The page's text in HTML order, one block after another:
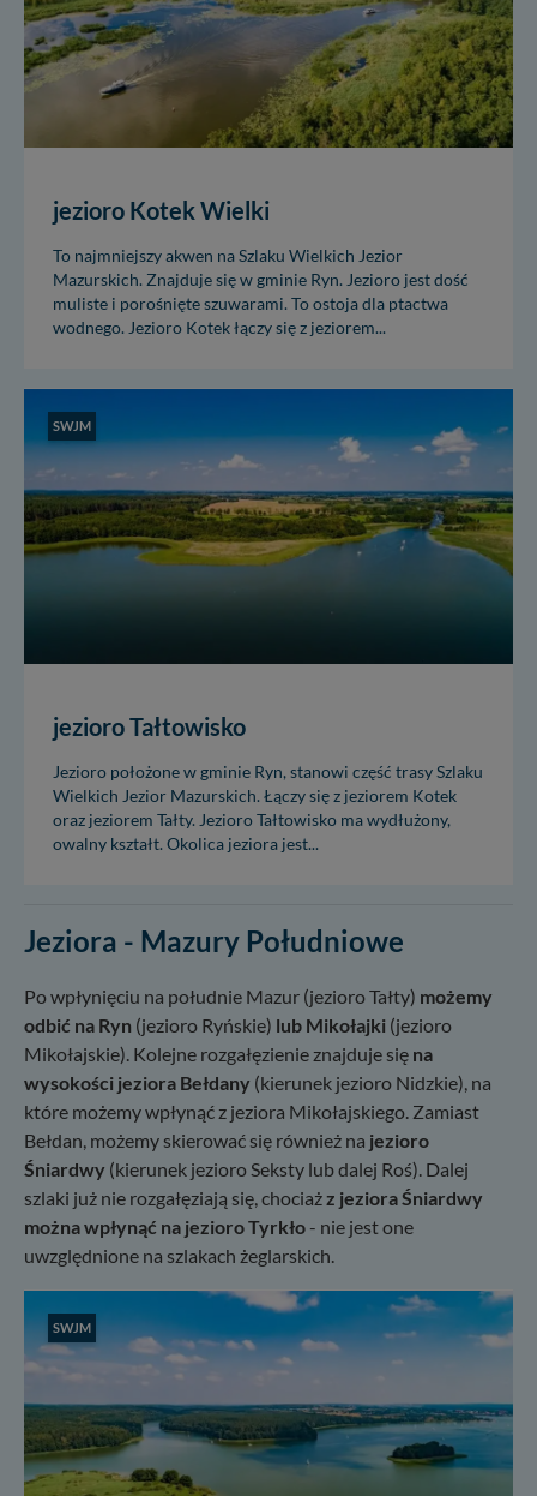
jezioro Kotek Wielki
To najmniejszy akwen na Szlaku Wielkich Jezior
Mazurskich. Znajduje się w gminie Ryn. Jezioro jest dość
muliste i porośnięte szuwarami. To ostoja dla ptactwa
wodnego. Jezioro Kotek łączy się z jeziorem...
SWJM
jezioro Tałtowisko
Jezioro położone w gminie Ryn, stanowi część trasy Szlaku
Wielkich Jezior Mazurskich. Łączy się z jeziorem Kotek
oraz jeziorem Tałty. Jezioro Tałtowisko ma wydłużony,
owalny kształt. Okolica jeziora jest...
Jeziora - Mazury Południowe
Po wpłynięciu na południe Mazur (jezioro Tałty) możemy
odbić na Ryn (jezioro Ryńskie) lub Mikołajki (jezioro
Mikołajskie). Kolejne rozgałęzienie znajduje się na
wysokości jeziora Bełdany (kierunek jezioro Nidzkie), na
które możemy wpłynąć z jeziora Mikołajskiego. Zamiast
Bełdan, możemy skierować się również na jezioro
Śniardwy (kierunek jezioro Seksty lub dalej Roś). Dalej
szlaki już nie rozgałęziają się, chociażz jeziora Śniardwy
można wpłynąć na jezioro Tyrkło - nie jest one
uwzględnione na szlakach żeglarskich.
SWJM